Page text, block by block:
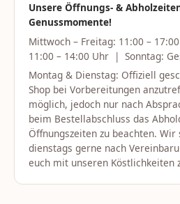
Unsere Öffnungs- &
Genussmomente!
Mittwoch – Freitag: 11:00 –
11:00 – 14:00 Uhr | Sonntag:
Montag & Dienstag: Offiziell
Shop bei Vorbereitungen
möglich, jedoch nur nach
beim Bestellabschluss das
Öffnungszeiten zu beachten.
dienstags gerne nach
euch mit unseren Köstlichkeiten